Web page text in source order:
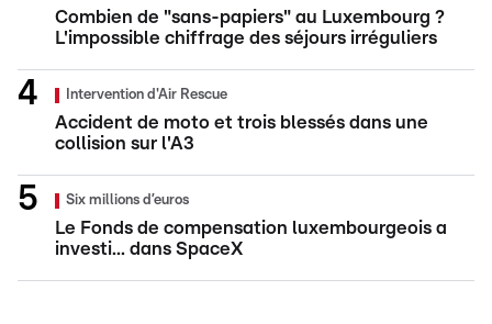
Combien de "sans-papiers" au Luxembourg ?
L'impossible chiffrage des séjours irréguliers
Intervention d'Air Rescue
Accident de moto et trois blessés dans une
collision sur l'A3
Six millions d’euros
Le Fonds de compensation luxembourgeois a
investi... dans SpaceX